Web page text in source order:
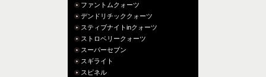
ファントムクォーツ
デンドリチッククォーツ
スティブナイトinクォーツ
ストロベリークォーツ
スーパーセブン
スギライト
スピネル